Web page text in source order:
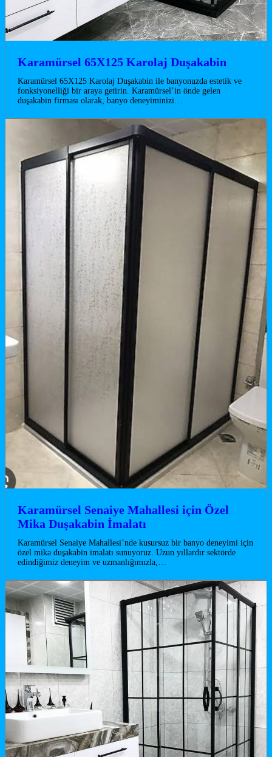
Karamürsel 65X125 Karolaj Duşakabin
Karamürsel 65X125 Karolaj Duşakabin ile banyonuzda estetik ve
fonksiyonelliği bir araya getirin. Karamürsel’in önde gelen
duşakabin firması olarak, banyo deneyiminizi…
Karamürsel Senaiye Mahallesi için Özel
Mika Duşakabin İmalatı
Karamürsel Senaiye Mahallesi’nde kusursuz bir banyo deneyimi için
özel mika duşakabin imalatı sunuyoruz. Uzun yıllardır sektörde
edindiğimiz deneyim ve uzmanlığımızla,…